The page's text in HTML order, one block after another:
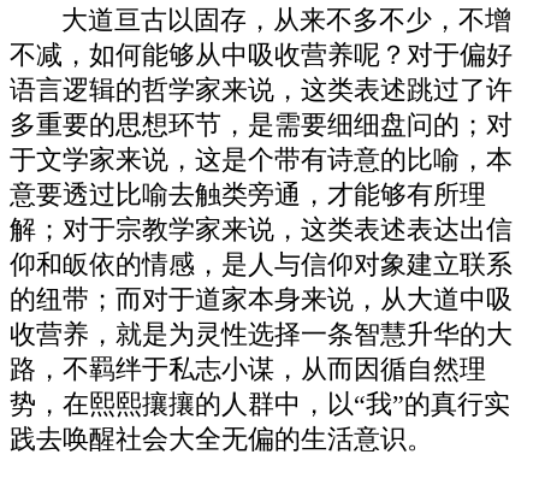
大道亘古以固存，从来不多不少，不增
不减，如何能够从中吸收营养呢？对于偏好
语言逻辑的哲学家来说，这类表述跳过了许
多重要的思想环节，是需要细细盘问的；对
于文学家来说，这是个带有诗意的比喻，本
意要透过比喻去触类旁通，才能够有所理
解；对于宗教学家来说，这类表述表达出信
仰和皈依的情感，是人与信仰对象建立联系
的纽带；而对于道家本身来说，从大道中吸
收营养，就是为灵性选择一条智慧升华的大
路，不羁绊于私志小谋，从而因循自然理
势，在熙熙攘攘的人群中，以“我”的真行实
践去唤醒社会大全无偏的生活意识。